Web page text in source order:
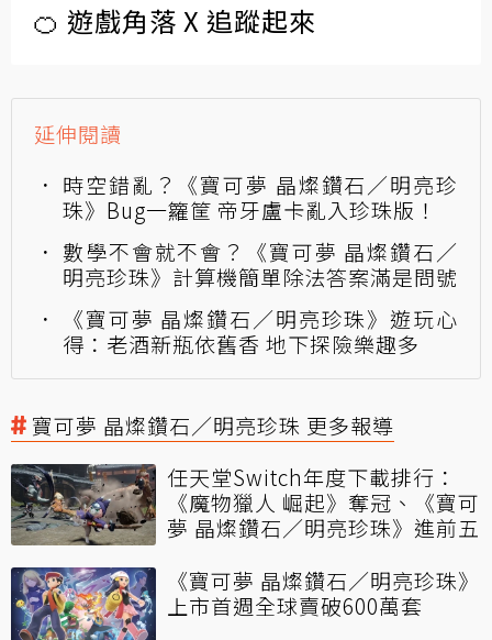
🍊 遊戲角落 X 追蹤起來
延伸閱讀
時空錯亂？《寶可夢 晶燦鑽石／明亮珍
珠》Bug一籮筐 帝牙盧卡亂入珍珠版！
數學不會就不會？《寶可夢 晶燦鑽石／
明亮珍珠》計算機簡單除法答案滿是問號
《寶可夢 晶燦鑽石／明亮珍珠》遊玩心
得：老酒新瓶依舊香 地下探險樂趣多
寶可夢 晶燦鑽石／明亮珍珠 更多報導
任天堂Switch年度下載排行：
《魔物獵人 崛起》奪冠、《寶可
夢 晶燦鑽石／明亮珍珠》進前五
《寶可夢 晶燦鑽石／明亮珍珠》
上市首週全球賣破600萬套